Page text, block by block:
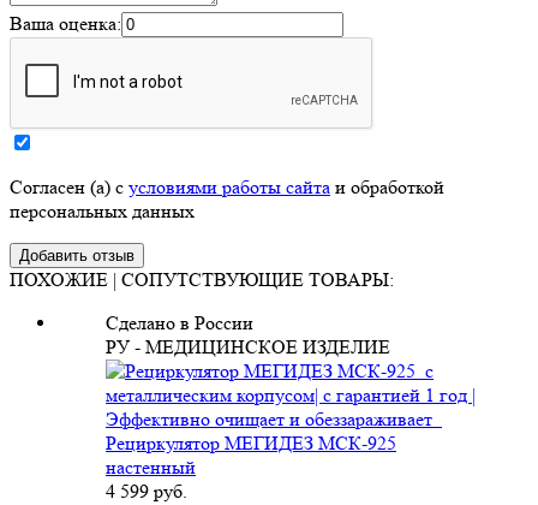
Ваша оценка:
Согласен (а) с условиями работы сайта и обработкой
персональных данных
ПОХОЖИЕ | СОПУТСТВУЮЩИЕ ТОВАРЫ:
Сделано в России
РУ - МЕДИЦИНСКОЕ ИЗДЕЛИЕ
Рециркулятор МЕГИДЕЗ МСК-925
настенный
4 599 руб.